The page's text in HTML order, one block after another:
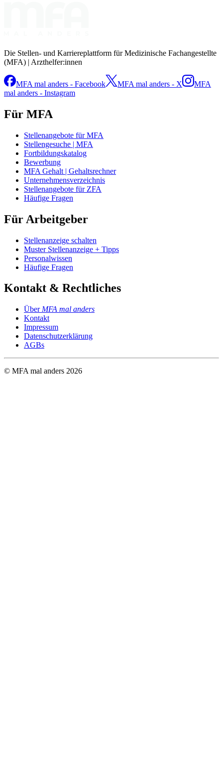
Die Stellen- und Karriereplattform für Medizinische Fachangestellte
(MFA) | Arzthelfer:innen
MFA mal anders - Facebook MFA mal anders - X
MFA
mal anders - Instagram
Für MFA
Stellenangebote für MFA
Stellengesuche | MFA
Fortbildungskatalog
Bewerbung
MFA Gehalt | Gehaltsrechner
Unternehmensverzeichnis
Stellenangebote für ZFA
Häufige Fragen
Für Arbeitgeber
Stellenanzeige schalten
Muster Stellenanzeige + Tipps
Personalwissen
Häufige Fragen
Kontakt & Rechtliches
Über MFA mal anders
Kontakt
Impressum
Datenschutzerklärung
AGBs
© MFA mal anders 2026